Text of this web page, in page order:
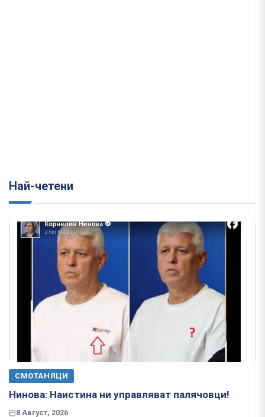
Най-четени
СМОТАНЯЦИ
Нинова: Наистина ни управляват палячовци!
8 Август, 2026